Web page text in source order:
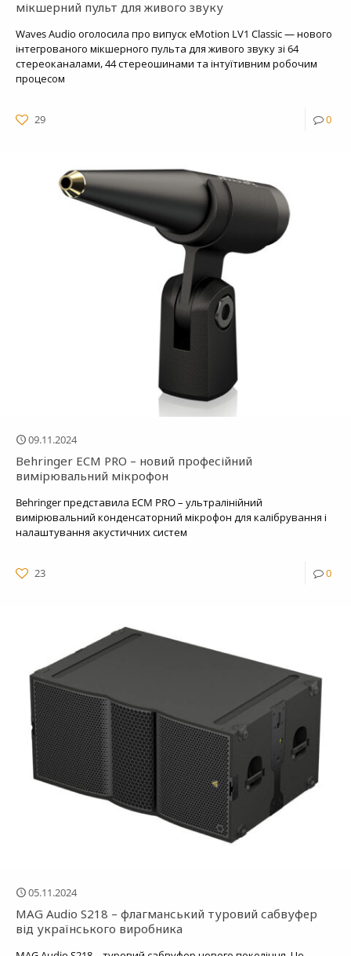
мікшерний пульт для живого звуку
Waves Audio оголосила про випуск eMotion LV1 Classic — нового
інтегрованого мікшерного пульта для живого звуку зі 64
стереоканалами, 44 стереошинами та інтуїтивним робочим
процесом
29 0
09.11.2024
Behringer ECM PRO – новий професійний
вимірювальний мікрофон
Behringer представила ECM PRO – ультралінійний
вимірювальний конденсаторний мікрофон для калібрування і
налаштування акустичних систем
23 0
05.11.2024
MAG Audio S218 – флагманський туровий сабвуфер
від українського виробника